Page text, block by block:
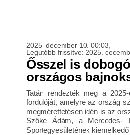
2025. december 10. 00:03,
Legutóbb frissítve: 2025.
Ősszel is
országos
Tatán rendezték meg a
fordulóját, amelyre az ország
megmérettetésen idén is az
Szőke Ádám, a Mercedes-
Sportegyesületének